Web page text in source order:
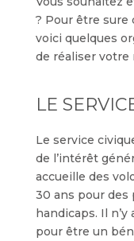
? Pour être sure
voici quelques
de réaliser votre
LE
Le service
de l’intérêt
accueille des
30 ans pour
handicaps. Il
pour être un